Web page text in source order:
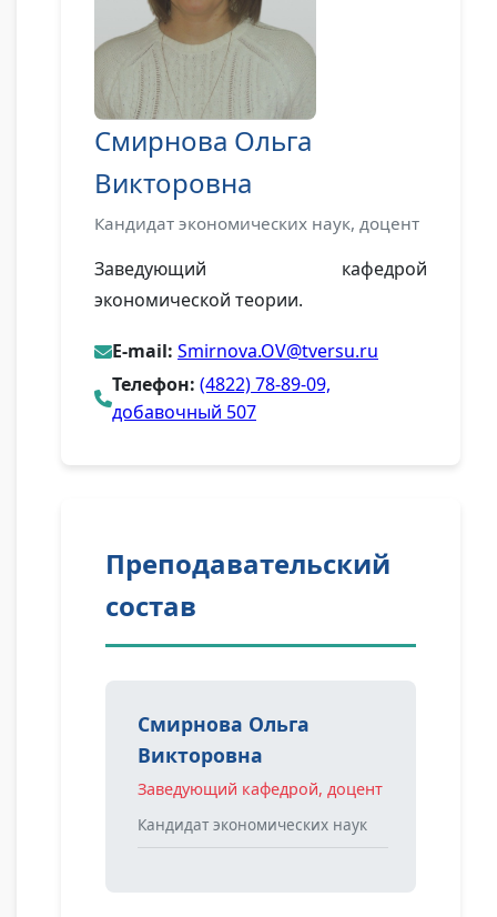
Смирнова Ольга
Викторовна
Кандидат экономических наук, доцент
Заведующий кафедрой
экономической теории.
E-mail: Smirnova.OV@tversu.ru
Телефон: (4822) 78-89-09,
добавочный 507
Преподавательский
состав
Смирнова Ольга
Викторовна
Заведующий кафедрой, доцент
Кандидат экономических наук